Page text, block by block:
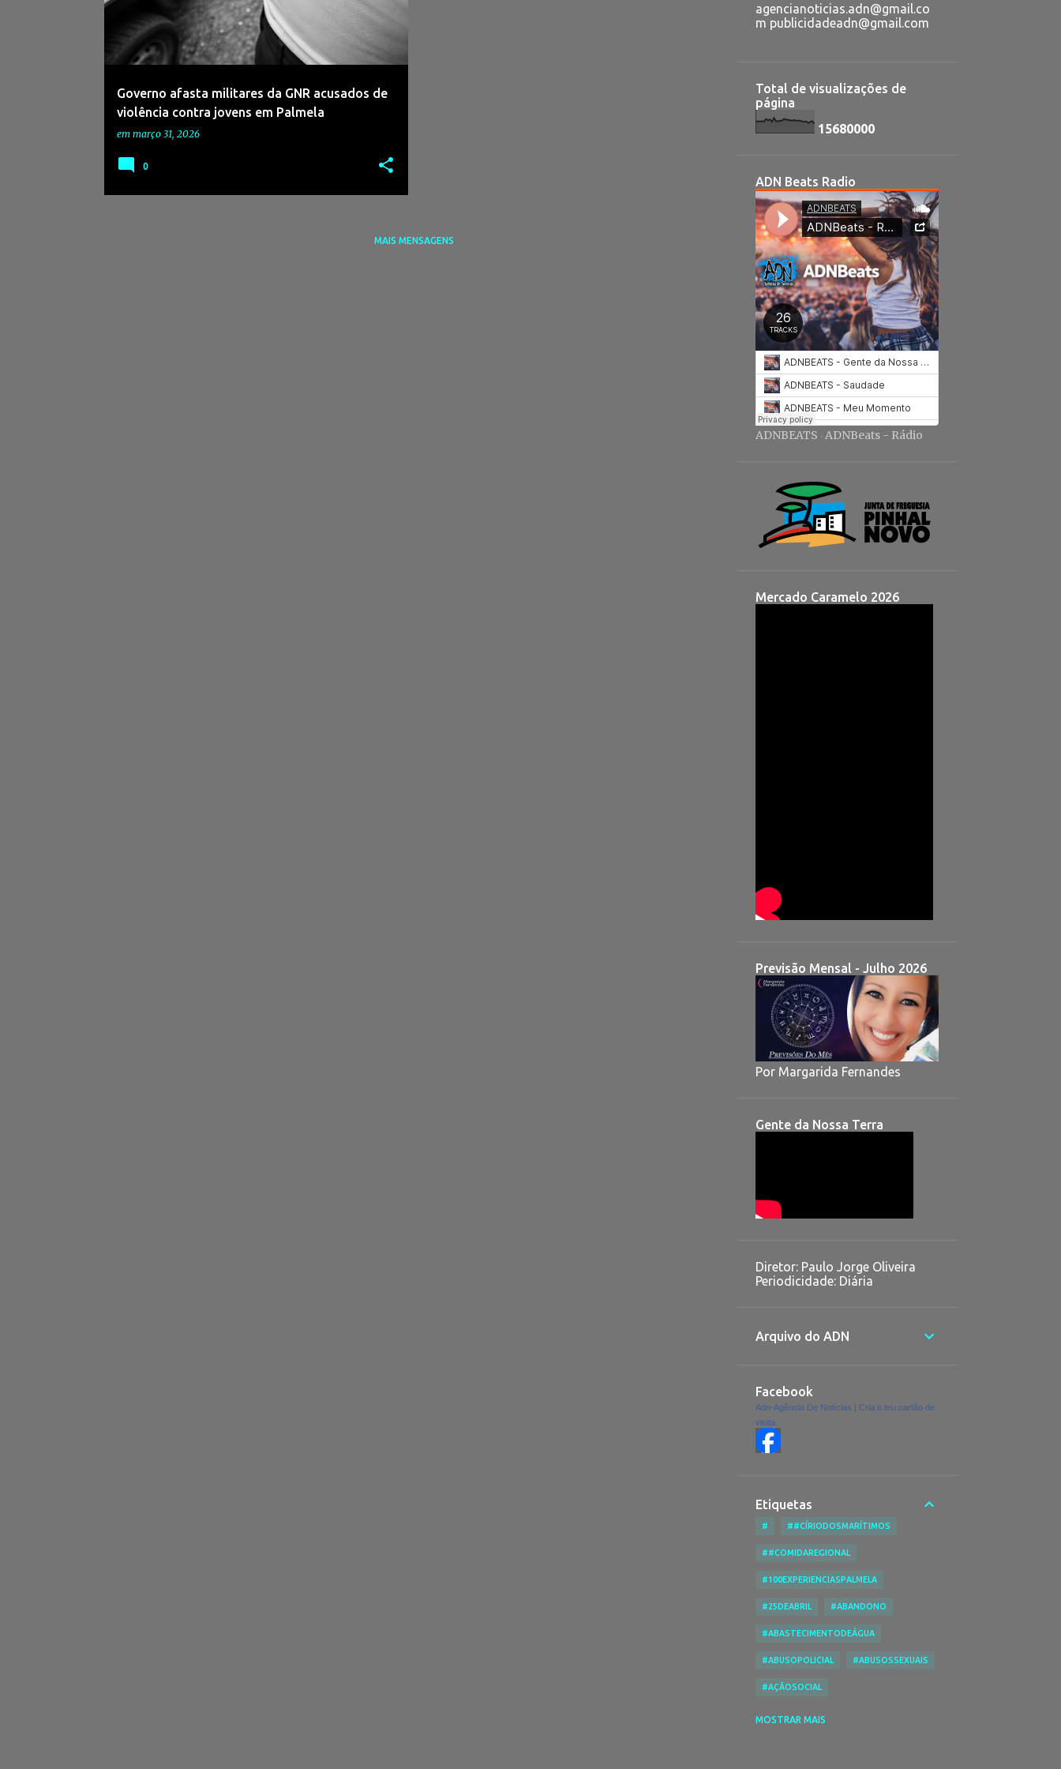
s
g
Governo afasta militares da GNR acusados de
violência contra jovens em Palmela
em março 31, 2026
0
MAIS MENSAGENS
agencianoticias.adn@gmail.co
m publicidadeadn@gmail.com
Total de visualizações de
página
1 5680000
ADN Beats Radio
ADNBEATS · ADNBeats - Rádio
Mercado Caramelo 2026
Previsão Mensal - Julho 2026
Por Margarida Fernandes
Gente da Nossa Terra
Diretor: Paulo Jorge Oliveira
Periodicidade: Diária
Arquivo do ADN
Facebook
Adn-Agência De Notícias
Cria o teu cartão de
visita
Etiquetas
# ##CÍRIODOSMARÍTIMOS
##COMIDAREGIONAL
#100EXPERIENCIASPALMELA
#25DEABRIL #ABANDONO
#ABASTECIMENTODEÁGUA
#ABUSOPOLICIAL #ABUSOSSEXUAIS
#AÇÃOSOCIAL
MOSTRAR MAIS